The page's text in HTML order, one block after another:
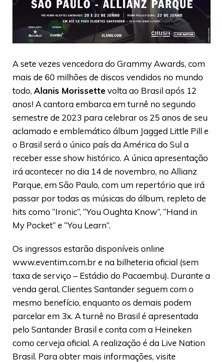
A sete vezes vencedora do Grammy Awards, com
mais de 60 milhões de discos vendidos no mundo
todo, Alanis Morissettevolta ao Brasil após 12
anos! A cantora embarca em turnê no segundo
semestre de 2023 para celebrar os 25 anos de seu
aclamado e emblemático álbum Jagged Little Pill e
o Brasil será o único país da América do Sul a
receber esse show histórico. A única apresentação
irá acontecer no dia 14 de novembro, no Allianz
Parque, em São Paulo, com um repertório que irá
passar por todas as músicas do álbum, repleto de
hits como “Ironic”, “You Oughta Know”, “Hand in
My Pocket” e “You Learn”.
Os ingressos estarão disponíveis online
www.eventim.com.br e na bilheteria oficial (sem
taxa de serviço – Estádio do Pacaembu). Durante a
venda geral, Clientes Santander seguem com o
mesmo benefício, enquanto os demais podem
parcelar em 3x. A turnê no Brasil é apresentada
pelo Santander Brasil e conta com a Heineken
como cerveja oficial. A realização é da Live Nation
Brasil. Para obter mais informações, visite